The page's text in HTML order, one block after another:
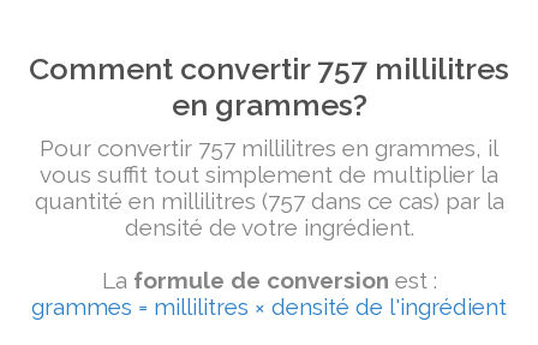
Comment convertir 757 millilitres
en grammes?
Pour convertir 757 millilitres en grammes, il
vous suffit tout simplement de multiplier la
quantité en millilitres (757 dans ce cas) par la
densité de votre ingrédient.
La formule de conversion est :
grammes = millilitres × densité de l'ingrédient